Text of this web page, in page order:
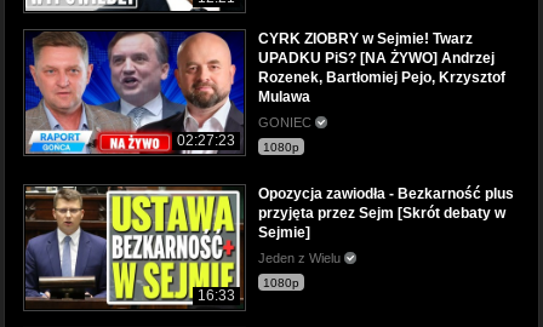
02:27:23
CYRK ZIOBRY w Sejmie! Twarz
UPADKU PiS? [NA ŻYWO] Andrzej
Rozenek, Bartłomiej Pejo, Krzysztof
Mulawa
GONIEC
1080p
16:33
Opozycja zawiodła - Bezkarność plus
przyjęta przez Sejm [Skrót debaty w
Sejmie]
Jeden z Wielu
1080p